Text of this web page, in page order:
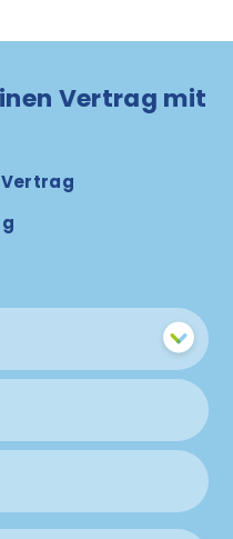
Vertrag mit
Vertrag